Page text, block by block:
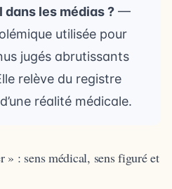
les médias ? —
utilisée pour
jugés abrutissants
relève du registre
réalité médicale.
: sens médical, sens figuré et